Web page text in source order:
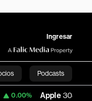
Ingresar
Podcasts
308.225 -0.33%